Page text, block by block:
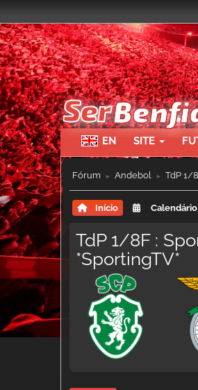
EN SITE
Fórum ► Andebol ► TdP 1/
Início Calendário
TdP 1/8F :
*SportingTV*